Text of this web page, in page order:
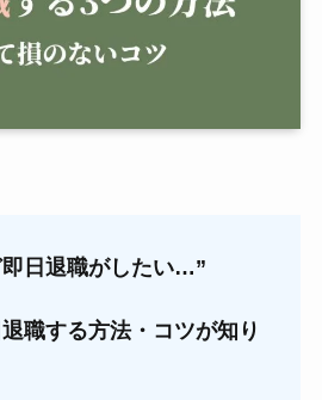
日退職がしたい…”
職する方法・コツが知り